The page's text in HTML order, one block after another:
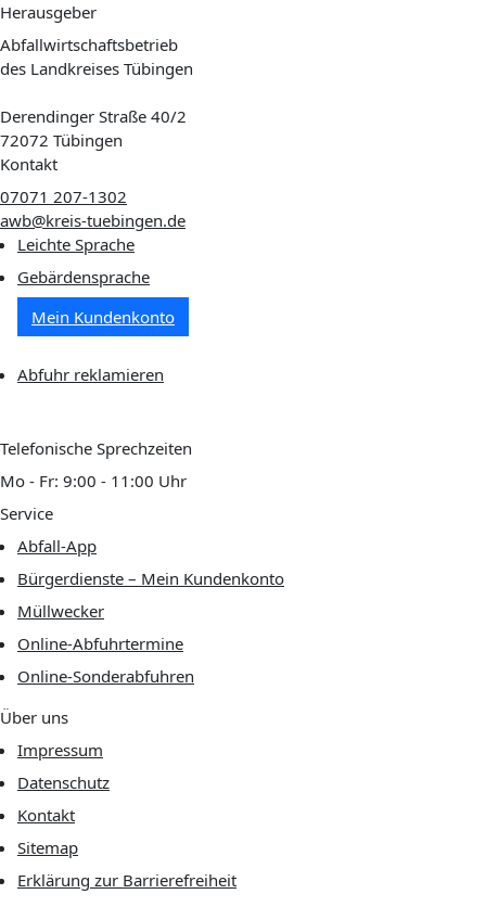
Herausgeber
Abfallwirtschaftsbetrieb
des Landkreises Tübingen
Derendinger Straße 40/2
72072 Tübingen
Kontakt
07071 207-1302
awb@kreis-tuebingen.de
Leichte Sprache
Gebärdensprache
Mein Kundenkonto
Abfuhr reklamieren
Telefonische Sprechzeiten
Mo - Fr: 9:00 - 11:00 Uhr
Service
Abfall-App
Bürgerdienste – Mein Kundenkonto
Müllwecker
Online-Abfuhrtermine
Online-Sonderabfuhren
Über uns
Impressum
Datenschutz
Kontakt
Sitemap
Erklärung zur Barrierefreiheit